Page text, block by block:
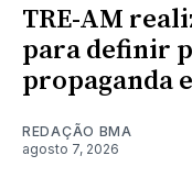
TRE-AM
para definir
propaganda
REDAÇÃO BMA
agosto 7, 2026